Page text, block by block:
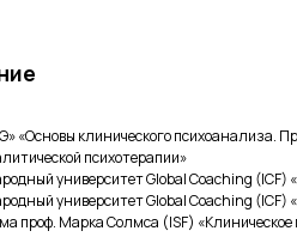
«Основы клинического психоанализа.
психотерапии»
университет Global Coaching (ICF)
университет Global Coaching (ICF)
проф. Марка Солмса (ISF)